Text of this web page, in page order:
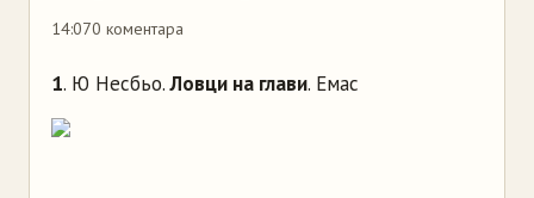
14:070 коментара
1. Ю Несбьо.Ловци на глави. Емас